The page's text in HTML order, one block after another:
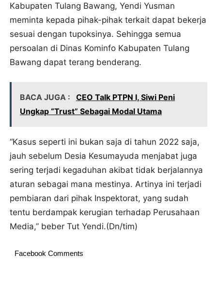
Kabupaten Tulang Bawang, Yendi Yusman
meminta kepada pihak-pihak terkait dapat bekerja
sesuai dengan tupoksinya. Sehingga semua
persoalan di Dinas Kominfo Kabupaten Tulang
Bawang dapat terang benderang.
BACA JUGA :
CEO Talk PTPN I, Siwi Peni
Ungkap “Trust” Sebagai Modal Utama
“Kasus seperti ini bukan saja di tahun 2022 saja,
jauh sebelum Desia Kesumayuda menjabat juga
sering terjadi kegaduhan akibat tidak berjalannya
aturan sebagai mana mestinya. Artinya ini terjadi
pembiaran dari pihak Inspektorat, yang sudah
tentu berdampak kerugian terhadap Perusahaan
Media,” beber Tut Yendi.(Dn/tim)
Facebook Comments